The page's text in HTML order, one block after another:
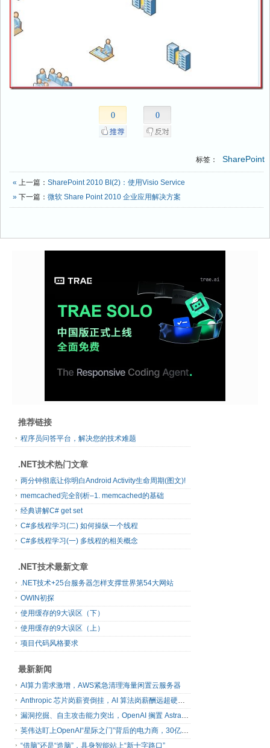
0 0
标签： SharePoint
« 上一篇： SharePoint 2010 BI(2)：使用Visio Service
» 下一篇： 微软 Share Point 2010 企业应用解决方案
推荐链接
程序员问答平台，解决您的技术难题
.NET技术热门文章
两分钟彻底让你明白Android Activity生命周期(图文)!
memcached完全剖析–1. memcached的基础
经典讲解C# get set
C#多线程学习(二) 如何操纵一个线程
C#多线程学习(一) 多线程的相关概念
.NET技术最新文章
.NET技术+25台服务器怎样支撑世界第54大网站
OWIN初探
使用缓存的9大误区（下）
使用缓存的9大误区（上）
项目代码风格要求
最新新闻
AI算力需求激增，AWS紧急清理海量闲置云服务器
“借脑”还是“造脑”，具身智能站上“新十字路口”